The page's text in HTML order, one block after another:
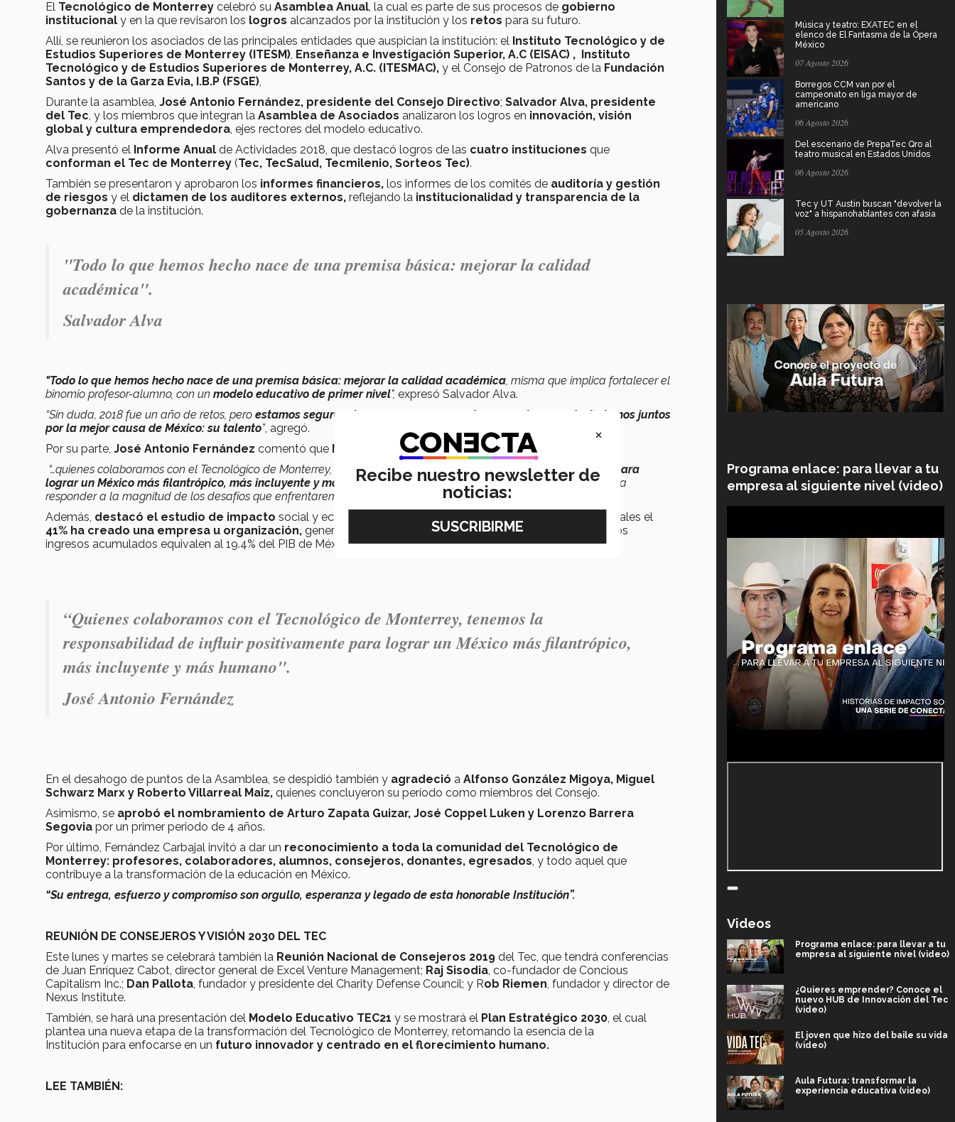
El Tecnológico de Monterrey celebró su Asamblea Anual , la cual es parte de sus procesos de gobierno
institucional y en la que revisaron los logros alcanzados por la institución y los retos para su futuro.
Allí, se reunieron los asociados de las principales entidades que auspician la institución: el Instituto Tecnológico y de
Estudios Superiores de Monterrey (ITESM) Enseñanza e Investigación Superior, A.C (EISAC) , Instituto
Tecnológico y de Estudios Superiores de Monterrey, A.C. (ITESMAC), y el Consejo de Patronos de la Fundación
Santos y de la Garza Evia, I.B.P (FSGE)
Durante la asamblea, José Antonio Fernández, presidente del Consejo Directivo; Salvador Alva, presidente
del Tec , y los miembros que integran la Asamblea de Asociados analizaron los logros en innovación, visión
global y cultura emprendedora , ejes rectores del modelo educativo.
Alva presentó el Informe Anual de Actividades 2018, que destacó logros de las cuatro instituciones que
conforman el Tec de Monterrey (Tec, TecSalud, Tecmilenio, Sorteos Tec).
También se presentaron y aprobaron los informes financieros, los informes de los comités de auditoría y gestión
de riesgos y el dictamen de los auditores externos, reflejando la institucionalidad y transparencia de la
gobernanza de la institución.
"Todo lo que hemos hecho nace de una premisa básica: mejorar la calidad
académica".
Salvador Alva
"Todo lo que hemos hecho nace de una premisa básica: mejorar la calidad académica , misma que implica fortalecer el
binomio profesor-alumno, con un modelo educativo de primer nivel", expresó Salvador Alva.
“Sin duda, 2018 fue un año de retos, pero estamos seguros de que vamos por muy buen camino pues trabajamos juntos
por la mejor causa de México: su talento”, agregó.
Por su parte, José Antonio Fernández comentó que México tiene un gran retoante los retos del
“…quienes colaboramos con el Tecnológico de Monterrey,
tenemos la responsabilidad de influir positivamente para
lograr un México más filantrópico, más incluyente y más humano,con líderes que tengan las capacidades para
responder a la magnitud de los desafíos que enfrentaremos en las siguientes décadas".
Además, destacó el estudio de impacto social y económico de los más de
s, de los cuales el
41% ha creado una empresa u organización, generando cerca de 2.8 millones de nuevos empleos, y cuyos
ingresos acumulados equivalen al 19.4% del PIB de México
“Quienes colaboramos con el Tecnológico de Monterrey, tenemos la
responsabilidad de influir positivamente para lograr un México más filantrópico,
más incluyente y más humano".
José Antonio Fernández
En el desahogo de puntos de la Asamblea, se despidió también y agradeció a Alfonso González Migoya, Miguel
Schwarz Marx y Roberto Villarreal Maiz, quienes concluyeron su período como miembros del Consejo.
Asimismo, se aprobó el nombramiento de Arturo Zapata Guizar, José Coppel Luken y Lorenzo Barrera
Segovia por un primer periodo de 4 años.
Por último, Fernández Carbajal invitó a dar un reconocimiento a toda la comunidad del Tecnológico de
Monterrey: profesores, colaboradores, alumnos, consejeros, donantes, egresados , y todo aquel que
contribuye a la transformación de la educación en México.
“Su entrega, esfuerzo y compromiso son orgullo, esperanza y legado de esta honorable Institución”.
REUNIÓN DE CONSEJEROS Y VISIÓN 2030 DEL TEC
Este lunes y martes se celebrará también la Reunión Nacional de Consejeros 2019 del Tec, que tendrá conferencias
de Juan Enríquez Cabot, director general de Excel Venture Management; Raj Sisodia , co-fundador de Concious
Capitalism Inc.; Dan Pallota , fundador y presidente del Charity Defense Council; y Rob Riemen , fundador y director de
Nexus Institute.
También, se hará una presentación del Modelo Educativo TEC21 y se mostrará el Plan Estratégico 2030 , el cual
plantea una nueva etapa de la transformación del Tecnológico de Monterrey, retomando la esencia de la
Institución para enfocarse en un futuro innovador y centrado en el florecimiento humano.
LEE TAMBIÉN:
Música y teatro: EXATEC en el
elenco de El Fantasma de la Ópera
México
07 Agosto 2026
Borregos CCM van por el
campeonato en liga mayor de
americano
06 Agosto 2026
Del escenario de PrepaTec Qro al
teatro musical en Estados Unidos
06 Agosto 2026
Tec y UT Austin buscan "devolver la
voz" a hispanohablantes con afasia
05 Agosto 2026
Programa enlace: para llevar a tu
empresa al siguiente nivel (video)
Videos
Programa enlace: para llevar a tu
empresa al siguiente nivel (video)
¿Quieres emprender? Conoce el
nuevo HUB de Innovación del Tec
(video)
El joven que hizo del baile su vida
(video)
Aula Futura: transformar la
experiencia educativa (video)
×
Recibe nuestro newsletter de
noticias: